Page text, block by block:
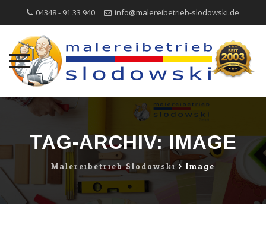
04348 - 91 33 940 info@malereibetrieb-slodowski.de
Direkt
TAG-ARCHIV:IMAGE
Malereibetrieb Slodowski> Image